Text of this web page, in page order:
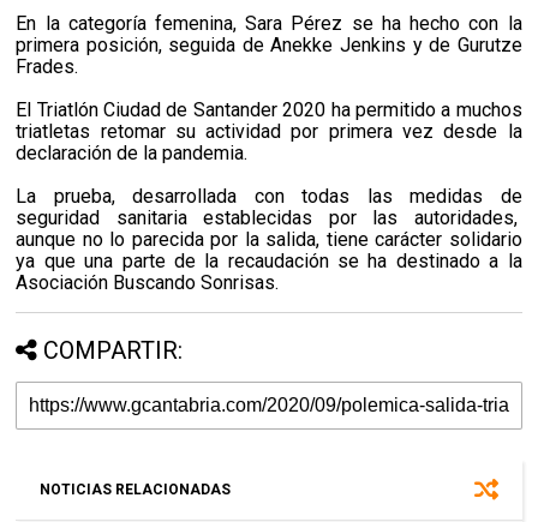
En la categoría femenina, Sara Pérez se ha hecho con la
primera posición, seguida de Anekke Jenkins y de Gurutze
Frades.
El Triatlón Ciudad de Santander 2020 ha permitido a muchos
triatletas retomar su actividad por primera vez desde la
declaración de la pandemia.
La prueba, desarrollada con todas las medidas de
seguridad sanitaria establecidas por las autoridades,
aunque no lo parecida por la salida, tiene carácter solidario
ya que una parte de la recaudación se ha destinado a la
Asociación Buscando Sonrisas.
COMPARTIR:
NOTICIAS RELACIONADAS